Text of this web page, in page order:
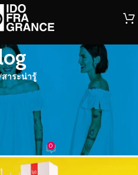
สาระน่ารู้
ะน่ารู้
อยออกมาจากก้าน
อม
On 04/11/2019 0